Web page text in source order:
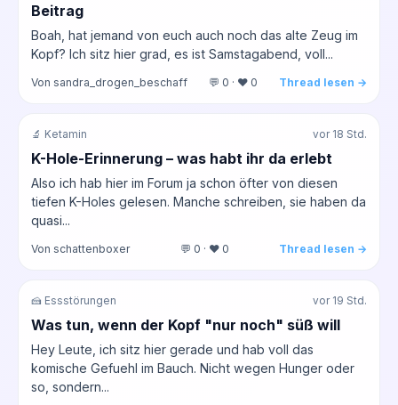
Beitrag
Boah, hat jemand von euch auch noch das alte Zeug im
Kopf? Ich sitz hier grad, es ist Samstagabend, voll...
Von sandra_drogen_beschaff 💬 0 · ❤️ 0 Thread lesen →
🔬 Ketamin vor 18 Std.
K-Hole-Erinnerung – was habt ihr da erlebt
Also ich hab hier im Forum ja schon öfter von diesen
tiefen K-Holes gelesen. Manche schreiben, sie haben da
quasi...
Von schattenboxer 💬 0 · ❤️ 0 Thread lesen →
🍰 Essstörungen vor 19 Std.
Was tun, wenn der Kopf "nur noch" süß will
Hey Leute, ich sitz hier gerade und hab voll das
komische Gefuehl im Bauch. Nicht wegen Hunger oder
so, sondern...